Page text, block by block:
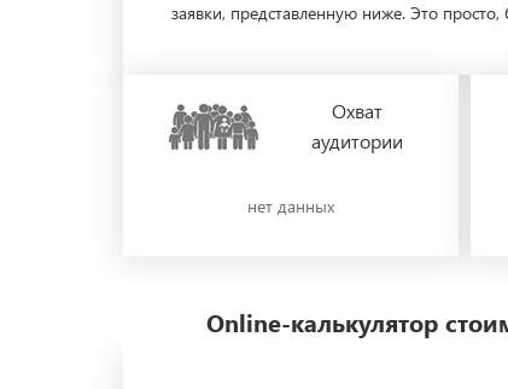
заявки, представленную ниже. Это
Охват
аудитории
нет данных
Online-калькулятор